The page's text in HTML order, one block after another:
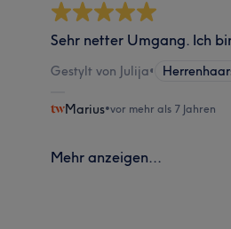
Sehr netter Umgang. Ich
Gestylt von Julija•
Marius•vor mehr als 7 Jahren
Mehr anzeigen...